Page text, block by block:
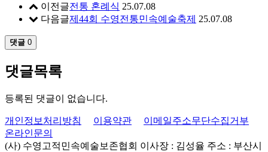
이전글전통 혼례식 25.07.08
다음글제44회 수영전통민속예술축제 25.07.08
댓글 0
댓글목록
등록된 댓글이 없습니다.
개인정보처리방침 이용약관
이메일주소무단수집거부
온라인문의
(사) 수영고적민속예술보존협회 이사장 : 김성율 주소 : 부산시